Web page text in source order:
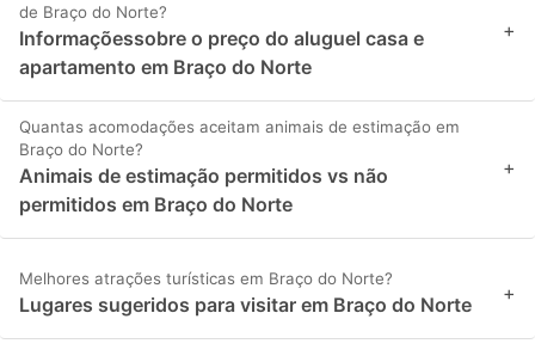
de Braço do Norte?
Informaçõessobre o preço do aluguel casa e
apartamento em Braço do Norte
+
Quantas acomodações aceitam animais de estimação em
Braço do Norte?
Animais de estimação permitidos vs não
permitidos em Braço do Norte
+
Melhores atrações turísticas em Braço do Norte?
Lugares sugeridos para visitar em Braço do Norte +